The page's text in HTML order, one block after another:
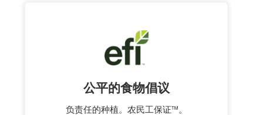
公平的食物倡议
负责任的种植。农民工保证™。